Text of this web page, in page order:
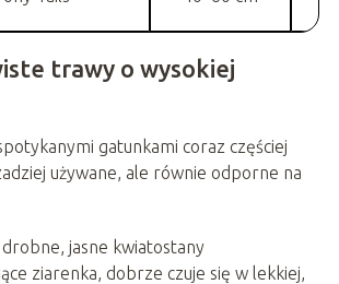
trawy o wysokiej
gatunkami coraz częściej
używane, ale równie odporne na
jasne kwiatostany
ziarenka, dobrze czuje się w lekkiej,